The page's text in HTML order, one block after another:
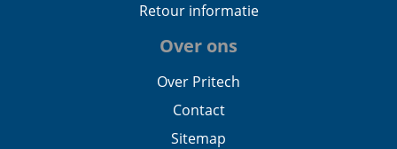
Retour informatie
Over ons
Over Pritech
Contact
Sitemap